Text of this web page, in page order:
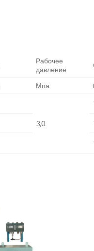
Рабочее
давление
Мпа
3,0